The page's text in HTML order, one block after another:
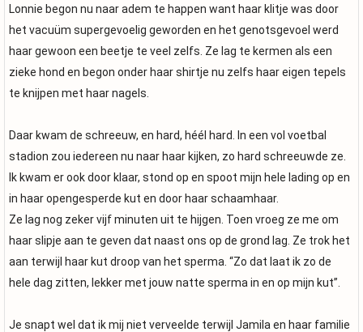
Lonnie begon nu naar adem te happen want haar klitje was door
het vacuüm supergevoelig geworden en het genotsgevoel werd
haar gewoon een beetje te veel zelfs. Ze lag te kermen als een
zieke hond en begon onder haar shirtje nu zelfs haar eigen tepels
te knijpen met haar nagels.
Daar kwam de schreeuw, en hard, héél hard. In een vol voetbal
stadion zou iedereen nu naar haar kijken, zo hard schreeuwde ze.
Ik kwam er ook door klaar, stond op en spoot mijn hele lading op en
in haar opengesperde kut en door haar schaamhaar.
Ze lag nog zeker vijf minuten uit te hijgen. Toen vroeg ze me om
haar slipje aan te geven dat naast ons op de grond lag. Ze trok het
aan terwijl haar kut droop van het sperma. “Zo dat laat ik zo de
hele dag zitten, lekker met jouw natte sperma in en op mijn kut”.
Je snapt wel dat ik mij niet verveelde terwijl Jamila en haar familie